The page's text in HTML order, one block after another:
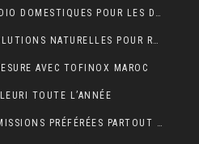
LE GUIDE DES SYSTÈMES AUDIO DOMESTIQUES POUR LES DÉBUTANTS
STRESS QUOTIDIEN : LES SOLUTIONS NATURELLES POUR RETROUVER VITALITÉ ET BIEN-ÊTRE
AVEC TOFINOX MAROC
TOUTE L’ANNÉE
COMMENT REGARDER VOS ÉMISSIONS PRÉFÉRÉES PARTOUT EN FRANCE ?